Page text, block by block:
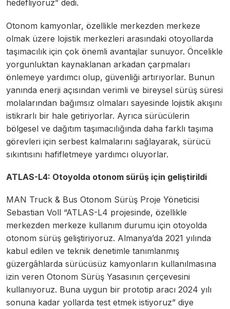
hedefliyoruz” dedi.
Otonom kamyonlar, özellikle merkezden merkeze
olmak üzere lojistik merkezleri arasındaki otoyollarda
taşımacılık için çok önemli avantajlar sunuyor. Öncelikle
yorgunluktan kaynaklanan arkadan çarpmaları
önlemeye yardımcı olup, güvenliği artırıyorlar. Bunun
yanında enerji açısından verimli ve bireysel sürüş süresi
molalarından bağımsız olmaları sayesinde lojistik akışını
istikrarlı bir hale getiriyorlar. Ayrıca sürücülerin
bölgesel ve dağıtım taşımacılığında daha farklı taşıma
görevleri için serbest kalmalarını sağlayarak, sürücü
sıkıntısını hafifletmeye yardımcı oluyorlar.
ATLAS-L4: Otoyolda otonom sürüş için geliştirildi
MAN Truck & Bus Otonom Sürüş Proje Yöneticisi
Sebastian Voll “ATLAS-L4 projesinde, özellikle
merkezden merkeze kullanım durumu için otoyolda
otonom sürüş geliştiriyoruz. Almanya’da 2021 yılında
kabul edilen ve teknik denetimle tanımlanmış
güzergâhlarda sürücüsüz kamyonların kullanılmasına
izin veren Otonom Sürüş Yasasının çerçevesini
kullanıyoruz. Buna uygun bir prototip aracı 2024 yılı
sonuna kadar yollarda test etmek istiyoruz” diye